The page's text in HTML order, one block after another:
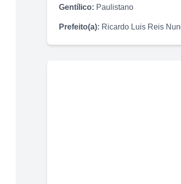
Gentílico: Paulistano
Prefeito(a): Ricardo Luis Reis